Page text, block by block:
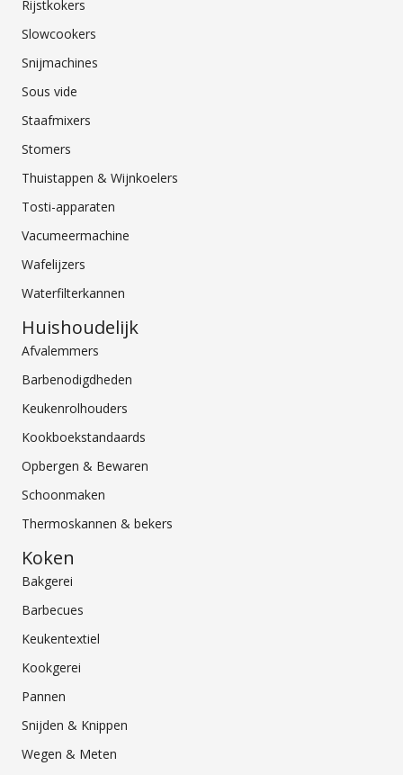
Rijstkokers
Slowcookers
Snijmachines
Sous vide
Staafmixers
Stomers
Thuistappen & Wijnkoelers
Tosti-apparaten
Vacumeermachine
Wafelijzers
Waterfilterkannen
Huishoudelijk
Afvalemmers
Barbenodigdheden
Keukenrolhouders
Kookboekstandaards
Opbergen & Bewaren
Schoonmaken
Thermoskannen & bekers
Koken
Bakgerei
Barbecues
Keukentextiel
Kookgerei
Pannen
Snijden & Knippen
Wegen & Meten